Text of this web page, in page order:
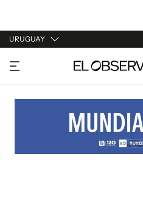
URUGUAY
URUGUAY
ARGENTINA
ESTADOS UNIDOS